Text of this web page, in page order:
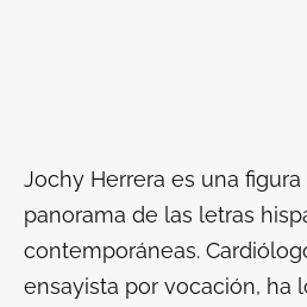
Jochy Herrera es una
panorama de las letras
contemporáneas.
ensayista por vocación, ha